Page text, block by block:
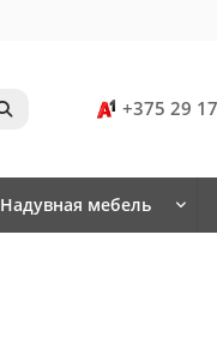
+375 29
Надувная мебель